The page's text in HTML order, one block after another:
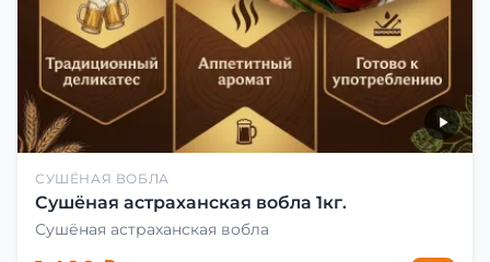
СУШЁНАЯ ВОБЛА
Сушёная астраханская вобла 1кг.
Сушёная астраханская вобла